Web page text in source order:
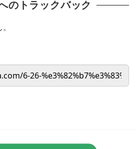
のトラックバック